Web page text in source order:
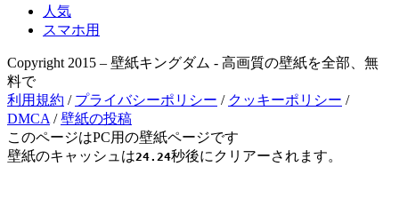
人気
スマホ用
Copyright 2015 – 壁紙キングダム - 高画質の壁紙を全部、無
料で
利用規約 / プライバシーポリシー / クッキーポリシー /
DMCA /壁紙の投稿
このページはPC用の壁紙ページです
壁紙のキャッシュは24.24秒後にクリアーされます。